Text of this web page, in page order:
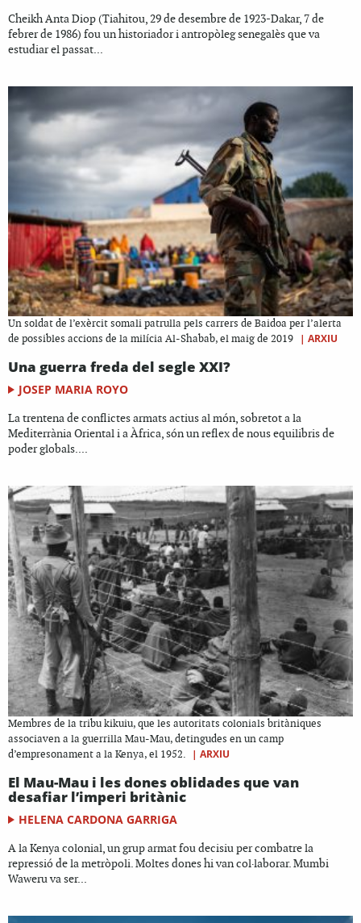
Cheikh Anta Diop (Tiahitou, 29 de desembre de 1923-Dakar, 7 de
febrer de 1986) fou un historiador i antropòleg senegalès que va
estudiar el passat...
Un soldat de l’exèrcit somali patrulla pels carrers de Baidoa per l’alerta
de possibles accions de la milícia Al-Shabab, el maig de 2019
| ARXIU
Una guerra freda del segle XXI?
JOSEP MARIA ROYO
La trentena de conflictes armats actius al món, sobretot a la
Mediterrània Oriental i a Àfrica, són un reflex de nous equilibris de
poder globals....
Membres de la tribu kikuiu, que les autoritats colonials britàniques
associaven a la guerrilla Mau-Mau, detingudes en un camp
d’empresonament a la Kenya, el 1952.
| ARXIU
El Mau-Mau i les dones oblidades que van
desafiar l’imperi britànic
HELENA CARDONA GARRIGA
A la Kenya colonial, un grup armat fou decisiu per combatre la
repressió de la metròpoli. Moltes dones hi van col·laborar. Mumbi
Waweru va ser...